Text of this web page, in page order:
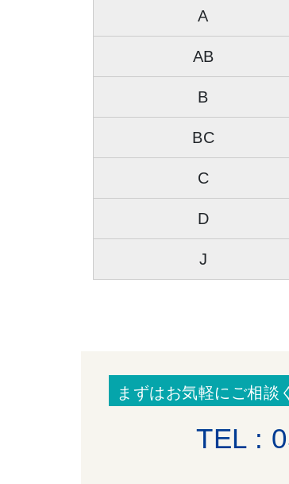
A
AB
B
BC
C
D
J
まずはお気軽にご相談
TEL :